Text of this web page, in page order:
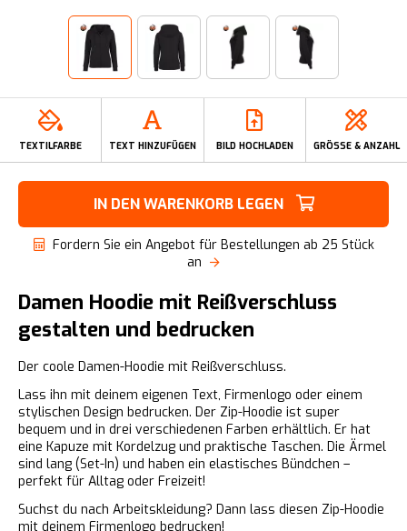
TEXTILFARBE TEXT HINZUFÜGEN BILD HOCHLADEN GRÖSSE & ANZAHL
IN DEN WARENKORB LEGEN
Fordern Sie ein Angebot für Bestellungen ab 25 Stück
an
Damen Hoodie mit Reißverschluss
gestalten und bedrucken
Der coole Damen-Hoodie mit Reißverschluss.
Lass ihn mit deinem eigenen Text, Firmenlogo oder einem
stylischen Design bedrucken. Der Zip-Hoodie ist super
bequem und in drei verschiedenen Farben erhältlich. Er hat
eine Kapuze mit Kordelzug und praktische Taschen. Die Ärmel
sind lang (Set-In) und haben ein elastisches Bündchen –
perfekt für Alltag oder Freizeit!
Suchst du nach Arbeitskleidung? Dann lass diesen Zip-Hoodie
mit deinem Firmenlogo bedrucken!